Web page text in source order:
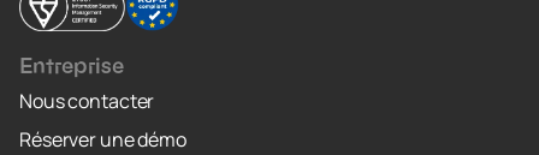
Entreprise
Nous contacter
Réserver une démo